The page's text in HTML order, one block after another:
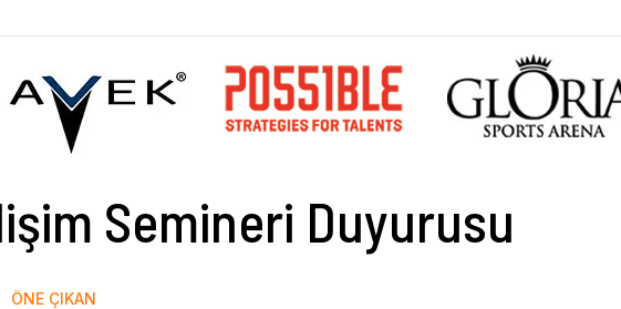
Semineri Duyurusu
ÖNE ÇIKAN